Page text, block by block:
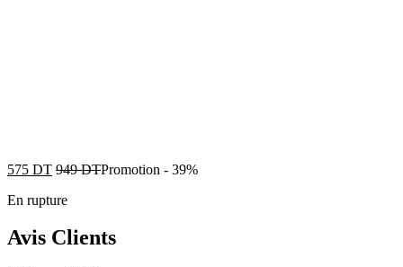
575 DT 949DTPromotion - 39%
En rupture
Avis Clients